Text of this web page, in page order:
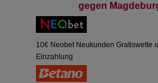
gegen
10€ Neobet Neukunden Gratiswette
Einzahlung